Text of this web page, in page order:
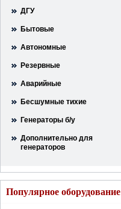
ДГУ
Бытовые
Автономные
Резервные
Аварийные
Бесшумные тихие
Генераторы б/у
Дополнительно для
генераторов
Популярное оборудование